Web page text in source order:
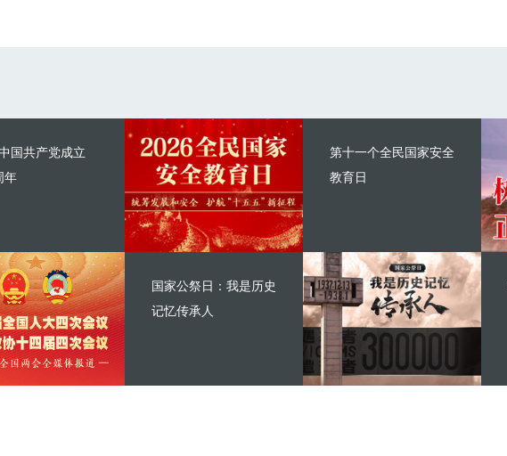
国共产党成立
年
第十一个全民国家安全
教育日
国家公祭日：我是历史
记忆传承人